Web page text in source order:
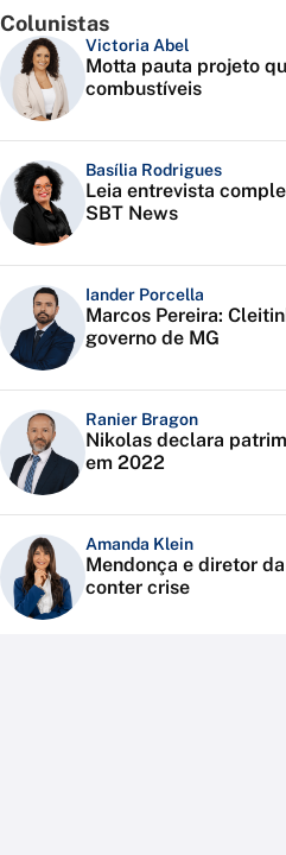
Colunistas
Victoria Abel
Motta pauta projeto
combustíveis
Basília Rodrigues
Leia entrevista
SBT News
Iander Porcella
Marcos Pereira:
governo de MG
Ranier Bragon
Nikolas declara
em 2022
Amanda Klein
Mendonça e diretor
conter crise